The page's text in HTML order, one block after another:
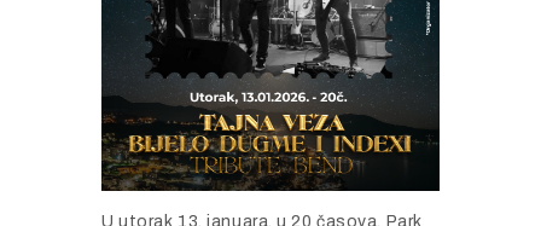
U utorak 13. januara, u 20 časova, Park